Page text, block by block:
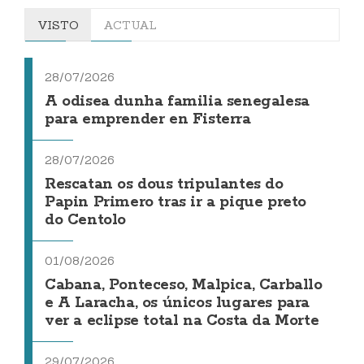
VISTO ACTUAL
28/07/2026
A odisea dunha familia senegalesa
para emprender en Fisterra
28/07/2026
Rescatan os dous tripulantes do
Papin Primero tras ir a pique preto
do Centolo
01/08/2026
Cabana, Ponteceso, Malpica, Carballo
e A Laracha, os únicos lugares para
ver a eclipse total na Costa da Morte